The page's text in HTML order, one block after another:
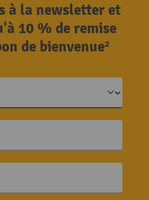
à la newsletter et
10 % de remise
de bienvenue²